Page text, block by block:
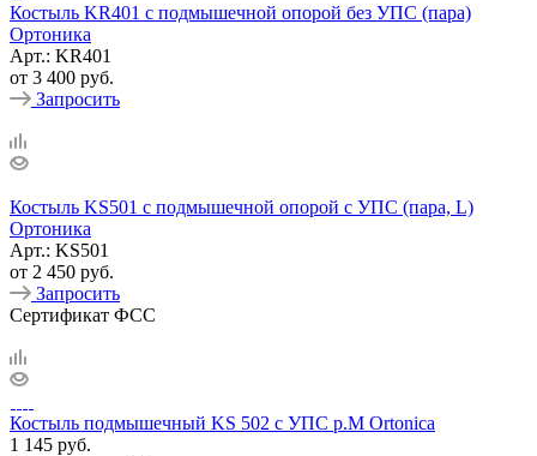
Костыль KR401 с подмышечной опорой без УПС (пара)
Ортоника
Арт.: KR401
от 3 400 руб.
Запросить
Костыль KS501 с подмышечной опорой c УПС (пара, L)
Ортоника
Арт.: KS501
от 2 450 руб.
Запросить
Сертификат ФСС
Костыль подмышечный KS 502 с УПС р.М Ortonica
1 145 руб.